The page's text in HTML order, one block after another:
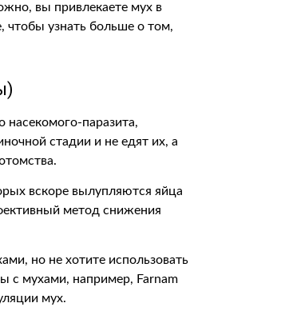
вы привлекаете мух в
чтобы узнать больше о том,
насекомого-паразита,
стадии и не едят их, а
вскоре вылупляются яйца
метод снижения
но не хотите использовать
с мухами, например, Farnam
мух.